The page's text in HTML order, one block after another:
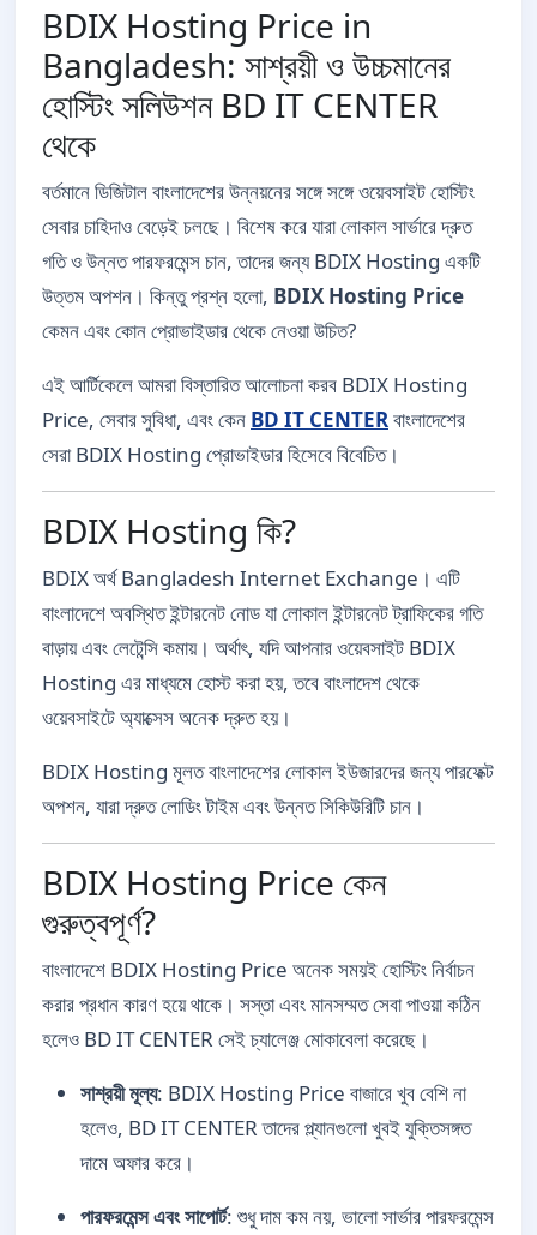
BDIX Hosting Price in
Bangladesh: সাশ্রয়ী ও উচ্চমানের
হোস্টিং সলিউশন BD IT CENTER
থেকে
বর্তমানে ডিজিটাল বাংলাদেশের উন্নয়নের সঙ্গে সঙ্গে ওয়েবসাইট হোস্টিং
সেবার চাহিদাও বেড়েই চলছে। বিশেষ করে যারা লোকাল সার্ভারে দ্রুত
গতি ও উন্নত পারফরমেন্স চান, তাদের জন্য BDIX Hosting একটি
উত্তম অপশন। কিন্তু প্রশ্ন হলো, BDIX Hosting Price
কেমন এবং কোন প্রোভাইডার থেকে নেওয়া উচিত?
এই আর্টিকেলে আমরা বিস্তারিত আলোচনা করব BDIX Hosting
Price, সেবার সুবিধা, এবং কেন BD IT CENTERবাংলাদেশের
সেরা BDIX Hosting প্রোভাইডার হিসেবে বিবেচিত।
BDIX Hosting কি?
BDIX অর্থ Bangladesh Internet Exchange। এটি
বাংলাদেশে অবস্থিত ইন্টারনেট নোড যা লোকাল ইন্টারনেট ট্রাফিকের গতি
বাড়ায় এবং লেটেন্সি কমায়। অর্থাৎ, যদি আপনার ওয়েবসাইট BDIX
Hosting এর মাধ্যমে হোস্ট করা হয়, তবে বাংলাদেশ থেকে
ওয়েবসাইটে অ্যাক্সেস অনেক দ্রুত হয়।
BDIX Hosting মূলত বাংলাদেশের লোকাল ইউজারদের জন্য পারফেক্ট
অপশন, যারা দ্রুত লোডিং টাইম এবং উন্নত সিকিউরিটি চান।
BDIX Hosting Price কেন
গুরুত্বপূর্ণ?
বাংলাদেশে BDIX Hosting Price অনেক সময়ই হোস্টিং নির্বাচন
করার প্রধান কারণ হয়ে থাকে। সস্তা এবং মানসম্মত সেবা পাওয়া কঠিন
হলেও BD IT CENTER সেই চ্যালেঞ্জ মোকাবেলা করেছে।
সাশ্রয়ী মূল্য: BDIX Hosting Price বাজারে খুব বেশি না
হলেও, BD IT CENTER তাদের প্ল্যানগুলো খুবই যুক্তিসঙ্গত
দামে অফার করে।
পারফরমেন্স এবং সাপোর্ট: শুধু দাম কম নয়, ভালো সার্ভার পারফরমেন্স